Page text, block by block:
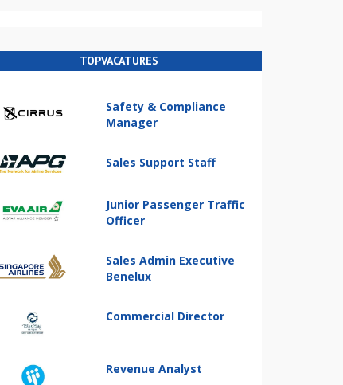
TOPVACATURES
Safety & Compliance
Manager
Sales Support Staff
Junior Passenger Traffic
Officer
Sales Admin Executive
Benelux
Commercial Director
Revenue Analyst